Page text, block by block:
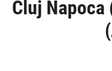
Cluj Napoca